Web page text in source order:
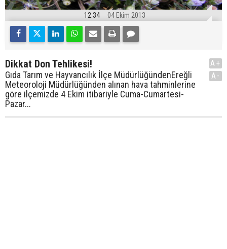
12:34 04 Ekim 2013
Dikkat Don Tehlikesi!
Gıda Tarım ve Hayvancılık İlçe MüdürlüğündenEreğli
Meteoroloji Müdürlüğünden alınan hava tahminlerine
göre ilçemizde 4 Ekim itibariyle Cuma-Cumartesi-
Pazar...
A+
A-